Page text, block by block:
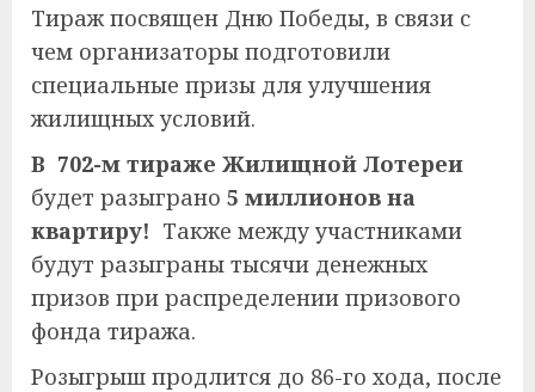
Тираж посвящен Дню Победы, в связи с
чем организаторы подготовили
специальные призы для улучшения
жилищных условий.
В 702-м тираже Жилищной Лотереи
будет разыграно 5 миллионов на
квартиру! Также между участниками
будут разыграны тысячи денежных
призов при распределении призового
фонда тиража.
Розыгрыш продлится до 86-го хода, после